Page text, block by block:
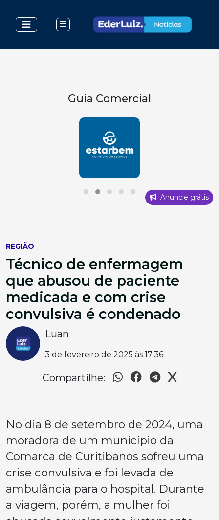
Guia Comercial
Anuncie grátis
REGIÃO
Técnico de enfermagem
que abusou de paciente
medicada e com crise
convulsiva é condenado
Luan
3 de fevereiro de 2025 às 17:36
Compartilhe:
No dia 8 de setembro de 2024, uma
moradora de um município da
Comarca de Curitibanos sofreu uma
crise convulsiva e foi levada de
ambulância para o hospital. Durante
a viagem, porém, a mulher foi